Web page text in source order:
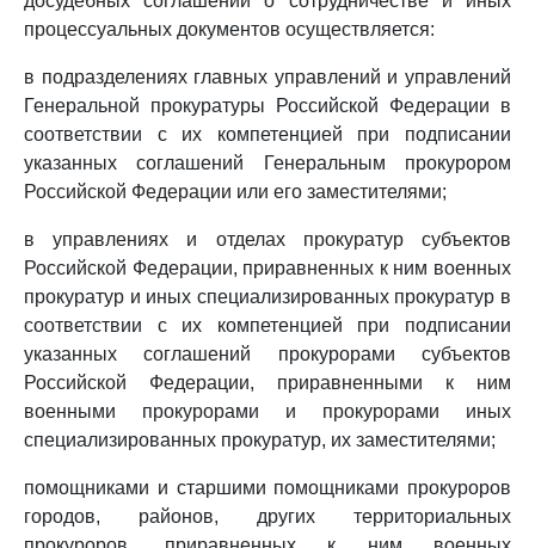
процессуальных документов осуществляется:
в подразделениях главных управлений и управлений
Генеральной прокуратуры Российской Федерации в
соответствии с их компетенцией при подписании
указанных соглашений Генеральным прокурором
Российской Федерации или его заместителями;
в управлениях и отделах прокуратур субъектов
Российской Федерации, приравненных к ним военных
прокуратур и иных специализированных прокуратур в
соответствии с их компетенцией при подписании
указанных соглашений прокурорами субъектов
Российской Федерации, приравненными к ним
военными прокурорами и прокурорами иных
специализированных прокуратур, их заместителями;
помощниками и старшими помощниками прокуроров
городов, районов, других территориальных